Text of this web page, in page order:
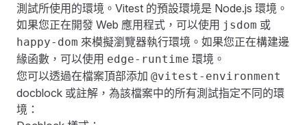
測試所使用的環境。Vitest 的預設環境是 Node.js 環境。
如果您正在開發 Web 應用程式，可以使用 jsdom 或
happy-dom 來模擬瀏覽器執行環境。如果您正在構建邊
緣函數，可以使用 edge-runtime 環境。
您可以透過在檔案頂部添加 @vitest-environment
docblock 或註解，為該檔案中的所有測試指定不同的環
境：